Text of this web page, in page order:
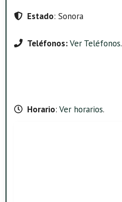
Estado: Sonora
Teléfonos:Ver Teléfonos.
Horario: Ver horarios.